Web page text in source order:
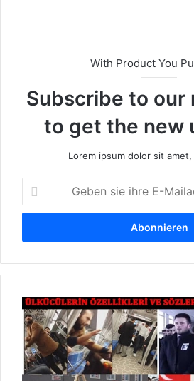
With Product You
Subscribe to our
to get the new
Lorem ipsum dolor sit
b
n
i
h
r
e
E
W
a
s
s